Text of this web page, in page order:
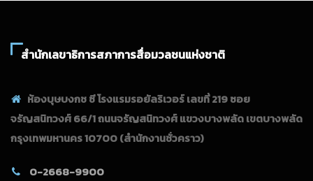
สำนักเลขาธิการสภาการสื่อมวลชนแห่งชาติ
ห้องบุษบงกช ซี โรงแรมรอยัลริเวอร์ เลขที่ 219 ซอย
จรัญสนิทวงศ์ 66/1 ถนนจรัญสนิทวงศ์ แขวงบางพลัด เขตบางพลัด
กรุงเทพมหานคร 10700(สำนักงานชั่วคราว)
0-2668-9900